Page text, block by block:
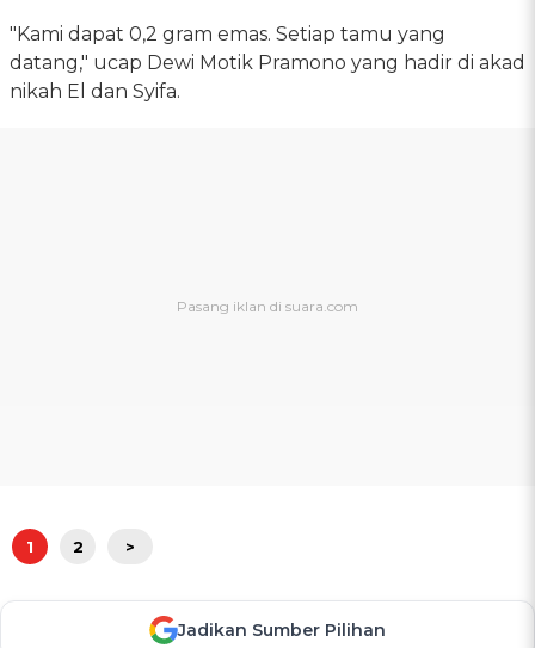
"Kami dapat 0,2 gram emas. Setiap tamu yang
datang," ucap Dewi Motik Pramono yang hadir di akad
nikah El dan Syifa.
1 2 >
Jadikan Sumber Pilihan